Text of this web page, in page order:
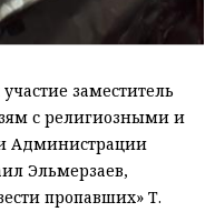
заместитель
с религиозными и
Администрации
Эльмерзаев,
пропавших» Т.